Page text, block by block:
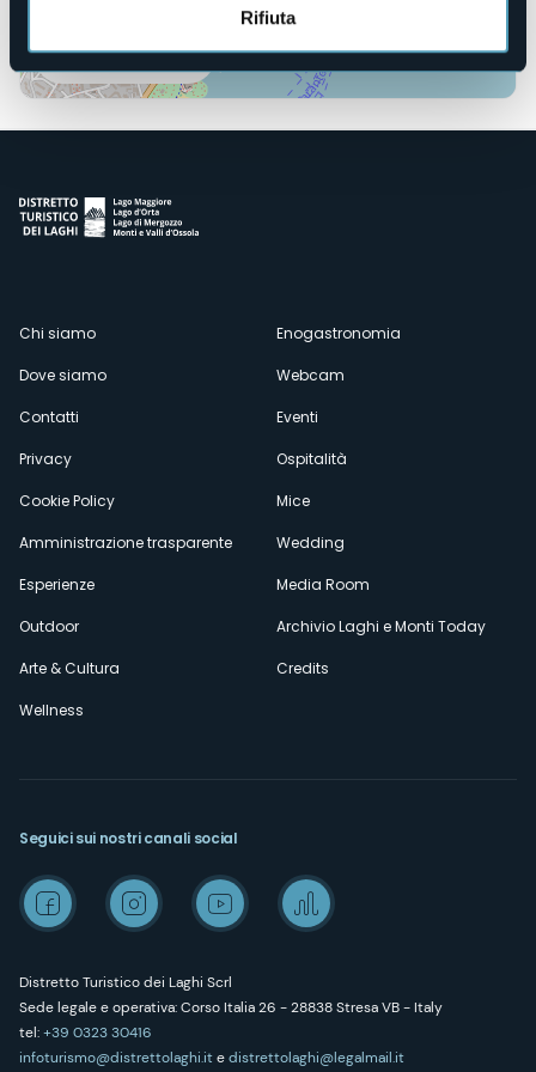
Rifiuta
Apri mappa
Menù
secondario
Chi siamo
Dove siamo
Contatti
Privacy
Cookie Policy
Amministrazione trasparente
Esperienze
Outdoor
Arte & Cultura
Wellness
Enogastronomia
Webcam
Eventi
Ospitalità
Mice
Wedding
Media Room
Archivio Laghi e Monti Today
Credits
Distretto Turistico dei Laghi Scrl
Sede legale e operativa: Corso Italia 26 - 28838 Stresa VB - Italy
tel:+39 0323 30416
infoturismo@distrettolaghi.itedistrettolaghi@legalmail.it
Seguici sui nostri canali social